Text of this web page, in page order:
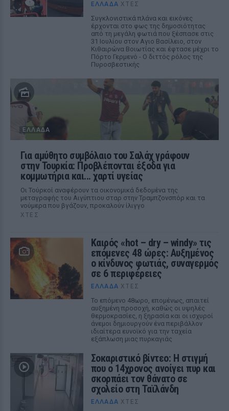
ΕΛΛΆΔΑ ΧΤΕΣ
Συγκλονιστικά πλάνα και εικόνες
έρχονται στο φως της δημοσιότητας
από τη μεγάλη φωτιά που ξέσπασε στις
31 Ιουλίου στον Αγιο Βασίλειο, στον
Κιθαιρώνα Βοιωτίας και έφτασε μέχρι το
Πόρτο Γερμενό - Ο διττός ρόλος της
Πυροσβεστικής
ΕΛΛΆΔΑ
Για αμύθητο συμβόλαιο του Σαλάχ γράφουν
στην Τουρκία: Προβλέπονται έξοδα για
κομμωτήρια και... χαρτί υγείας
Οι Τούρκοί αναφέρουν τα οικονομικά δεδομένα της
μεταγραφής του Αιγύπτιου σταρ στην Τραμπζονσπόρ και τα
νούμερα που βγάζουν, προκαλούν ίλιγγο
ΧΤΕΣ
Καιρός «hot – dry – windy» τις
επόμενες 48 ώρες: Αυξημένος
ο κίνδυνος φωτιάς, συναγερμός
σε 6 περιφέρειες
ΕΛΛΆΔΑ ΧΤΕΣ
Το επόμενο 48ωρο, επομένως, απαιτεί
αυξημένη προσοχή, καθώς οι υψηλές
θερμοκρασίες, η ξηρασία και οι ισχυροί
άνεμοι δημιουργούν ένα περιβάλλον
ιδιαίτερα ευνοϊκό για την ταχεία
εξάπλωση μιας πυρκαγιάς
Σοκαριστικό βίντεο: Η στιγμή
που ο 14χρονος ανοίγει πυρ και
σκορπάει τον θάνατο σε
σχολείο στη Ταϊλάνδη
ΕΛΛΆΔΑ ΧΤΕΣ